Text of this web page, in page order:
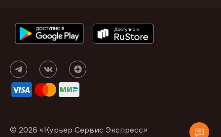
© 2026 «Курьер Сервис Экспресс»